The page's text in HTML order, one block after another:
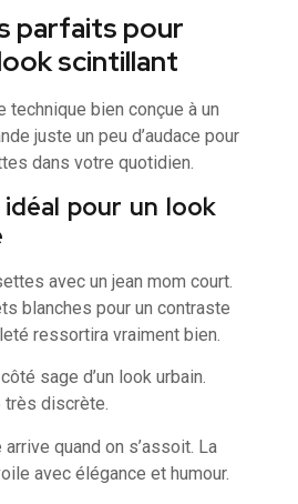
parfaits pour
scintillant
technique bien conçue à un
juste un peu d’audace pour
dans votre quotidien.
idéal pour un look
avec un jean mom court.
blanches pour un contraste
ressortira vraiment bien.
sage d’un look urbain.
très discrète.
quand on s’assoit. La
avec élégance et humour.